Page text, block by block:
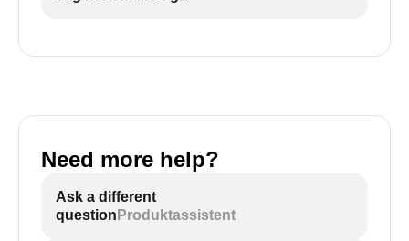
Need more help?
Ask a different
question Produktassistent